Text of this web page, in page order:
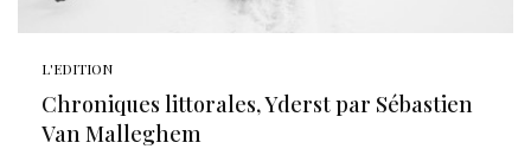
L'EDITION
Chroniques littorales, Yderst par Sébastien
Van Malleghem